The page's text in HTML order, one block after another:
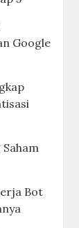
Google
Bot